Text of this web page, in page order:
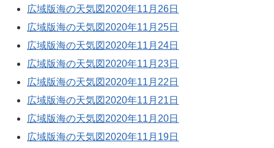
広域版海の天気図2020年11月26日
広域版海の天気図2020年11月25日
広域版海の天気図2020年11月24日
広域版海の天気図2020年11月23日
広域版海の天気図2020年11月22日
広域版海の天気図2020年11月21日
広域版海の天気図2020年11月20日
広域版海の天気図2020年11月19日